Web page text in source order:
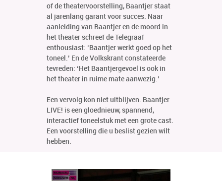
of de theatervoorstelling, Baantjer staat
al jarenlang garant voor succes. Naar
aanleiding van Baantjer en de moord in
het theater schreef de Telegraaf
enthousiast: ‘Baantjer werkt goed op het
toneel.’ En de Volkskrant constateerde
tevreden: ‘Het Baantjergevoel is ook in
het theater in ruime mate aanwezig.’
Een vervolg kon niet uitblijven. Baantjer
LIVE! is een gloednieuw, spannend,
interactief toneelstuk met een grote cast.
Een voorstelling die u beslist gezien wilt
hebben.